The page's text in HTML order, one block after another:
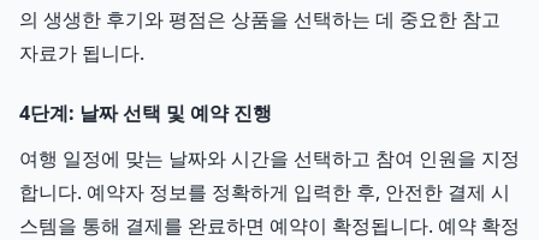
의 생생한 후기와 평점은 상품을 선택하는 데 중요한 참고
자료가 됩니다.
4단계: 날짜 선택 및 예약 진행
여행 일정에 맞는 날짜와 시간을 선택하고 참여 인원을 지정
합니다. 예약자 정보를 정확하게 입력한 후, 안전한 결제 시
스템을 통해 결제를 완료하면 예약이 확정됩니다. 예약 확정